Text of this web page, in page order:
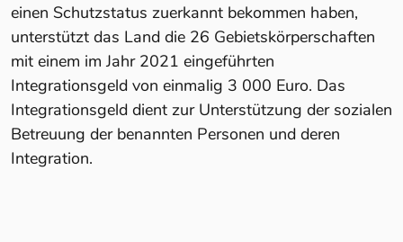
einen Schutzstatus zuerkannt bekommen haben,
unterstützt das Land die 26 Gebietskörperschaften
mit einem im Jahr 2021 eingeführten
Integrationsgeld von einmalig 3 000 Euro. Das
Integrationsgeld dient zur Unterstützung der sozialen
Betreuung der benannten Personen und deren
Integration.